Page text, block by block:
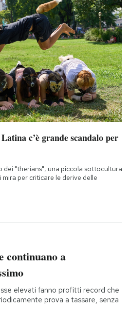
c’è grande scandalo per
dei "therians", una piccola sottocultura
per criticare le derive delle
continuano a
elevati fanno profitti record che
prova a tassare, senza